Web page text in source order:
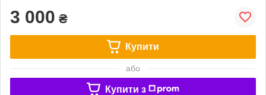
3 000 ₴
Купити
або
Купити з